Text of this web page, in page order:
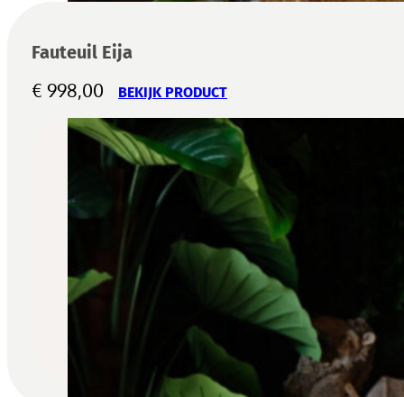
Fauteuil Eija
€ 998,00 BEKIJK PRODUCT